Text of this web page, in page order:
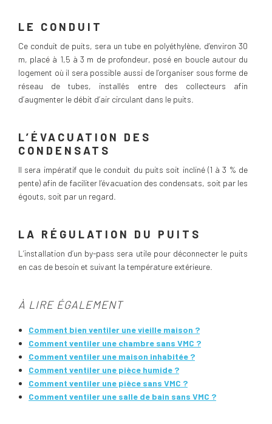
LE CONDUIT
Ce conduit de puits, sera un tube en polyéthylène, d’environ 30
m, placé à 1,5 à 3 m de profondeur, posé en boucle autour du
logement où il sera possible aussi de l’organiser sous forme de
réseau de tubes, installés entre des collecteurs afin
d’augmenter le débit d’air circulant dans le puits.
L’ÉVACUATION DES
CONDENSATS
Il sera impératif que le conduit du puits soit incliné (1 à 3 % de
pente) afin de faciliter l’évacuation des condensats, soit par les
égouts, soit par un regard.
LA RÉGULATION DU PUITS
L’installation d’un by-pass sera utile pour déconnecter le puits
en cas de besoin et suivant la température extérieure.
À LIRE ÉGALEMENT
Comment bien ventiler une vieille maison ?
Comment ventiler une chambre sans VMC ?
Comment ventiler une maison inhabitée ?
Comment ventiler une pièce humide ?
Comment ventiler une pièce sans VMC ?
Comment ventiler une salle de bain sans VMC ?